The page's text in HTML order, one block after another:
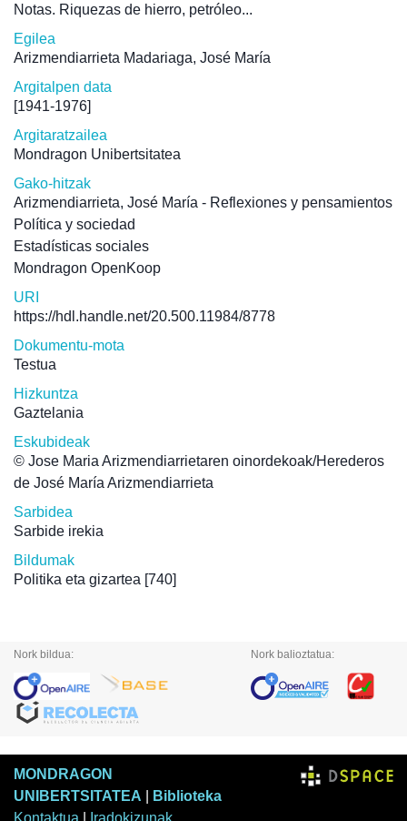
Notas. Riquezas de hierro, petróleo...
Egilea
Arizmendiarrieta Madariaga, José María
Argitalpen data
[1941-1976]
Argitaratzailea
Mondragon Unibertsitatea
Gako-hitzak
Arizmendiarrieta, José María - Reflexiones y pensamientos
Política y sociedad
Estadísticas sociales
Mondragon OpenKoop
URI
https://hdl.handle.net/20.500.11984/8778
Dokumentu-mota
Testua
Hizkuntza
Gaztelania
Eskubideak
© Jose Maria Arizmendiarrietaren oinordekoak/Herederos
de José María Arizmendiarrieta
Sarbidea
Sarbide irekia
Bildumak
Politika eta gizartea [740]
Nork bildua: Nork balioztatua:
MONDRAGON
UNIBERTSITATEA
Biblioteka